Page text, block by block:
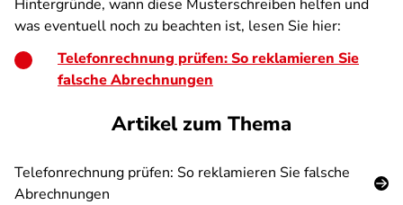
Hintergründe, wann diese Musterschreiben helfen und
was eventuell noch zu beachten ist, lesen Sie hier:
Telefonrechnung prüfen: So reklamieren Sie
falsche Abrechnungen
Artikel zum Thema
Telefonrechnung prüfen: So reklamieren Sie falsche
Abrechnungen